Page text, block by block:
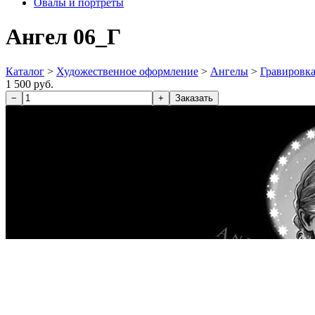
Овалы и портреты
Ангел 06_Г
Каталог > Художественное оформление > Ангелы > Гравировка
1 500 руб.